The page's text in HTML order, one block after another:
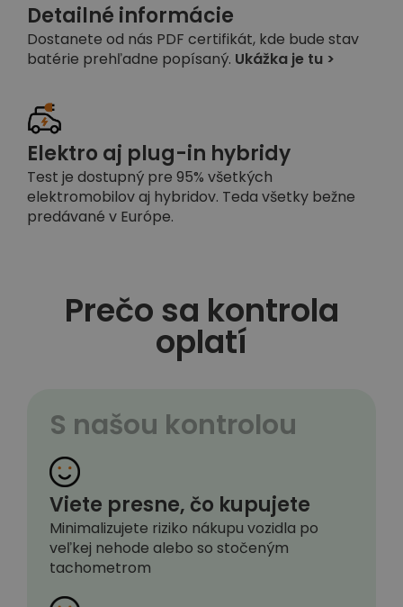
Detailné informácie
Dostanete od nás PDF certifikát, kde bude stav
batérie prehľadne popísaný. Ukážka je tu >
Elektro aj plug-in hybridy
Test je dostupný pre 95% všetkých
elektromobilov aj hybridov. Teda všetky bežne
predávané v Európe.
Prečo sa kontrola
oplatí
S našou kontrolou
Viete presne, čo kupujete
Minimalizujete riziko nákupu vozidla po
veľkej nehode alebo so stočeným
tachometrom